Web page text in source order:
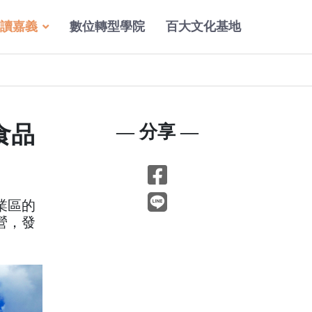
嘉義 數位轉型學院 百大文化基地
品
區的
，發
— 分享 —